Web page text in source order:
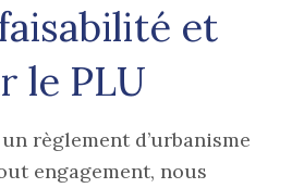
et
le PLU
règlement d’urbanisme
engagement, nous